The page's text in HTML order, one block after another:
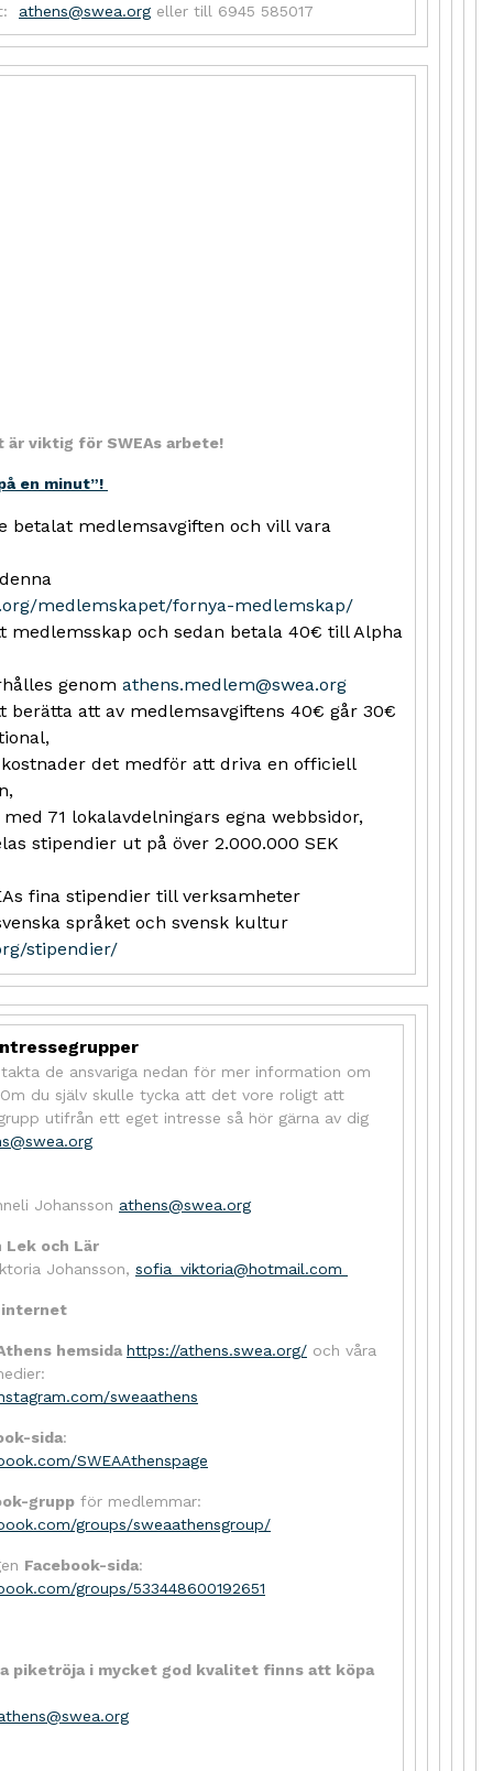
athens@swea.org eller till 6945 585017
är viktig för SWEAs arbete!
en minut”!
betalat medlemsavgiften och vill vara
medlemskapet/fornya-medlemskap/
medlemsskap och sedan betala 40€ till Alpha
genom athens.medlem@swea.org
berätta att av medlemsavgiftens 40€ går 30€
det medför att driva en officiell
71 lokalavdelningars egna webbsidor,
stipendier ut på över 2.000.000 SEK
fina stipendier till verksamheter
språket och svensk kultur
stipendier/
de ansvariga nedan för mer information om
du själv skulle tycka att det vore roligt att
utifrån ett eget intresse så hör gärna av dig
Johansson athens@swea.org
Lek och Lär
Johansson, sofia_viktoria@hotmail.com
internet
hemsida https://athens.swea.org/ och våra
sweaathens
sida:
SWEAAthenspage
grupp för medlemmar:
groups/sweaathensgroup/
Facebook-sida:
groups/533448600192651
piketröja i mycket god kvalitet finns att köpa